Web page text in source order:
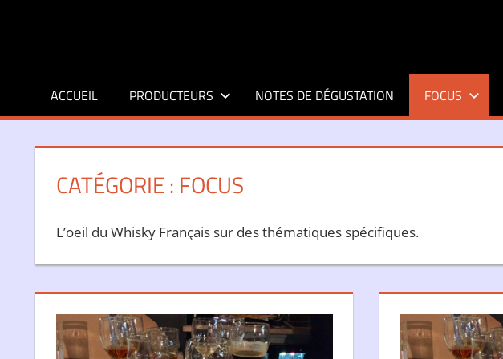
ACCUEIL PRODUCTEURS NOTES DE DÉGUSTATION FOCUS
CATÉGORIE : FOCUS
L’oeil du Whisky Français sur des thématiques spécifiques.